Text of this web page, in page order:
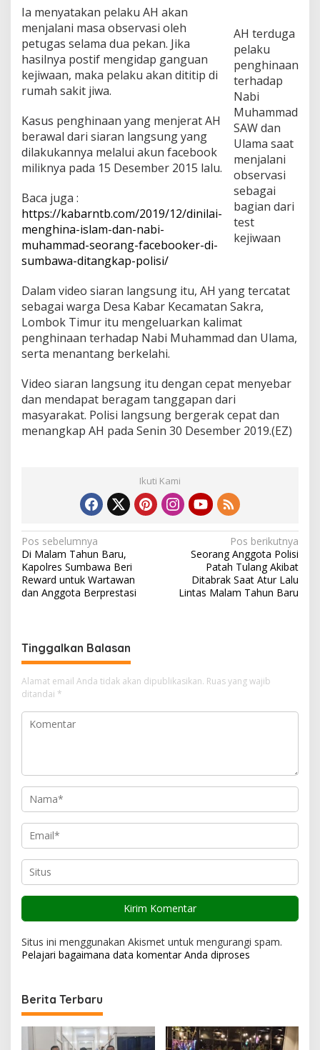
a
P
e
n
g
h
N
a
b
d
U
a
m
a
AH terduga
pelaku
penghinaan
terhadap
Nabi
Muhammad
SAW dan
Ulama saat
menjalani
observasi
sebagai
bagian dari
test
kejiwaan
Ia menyatakan pelaku AH akan
menjalani masa observasi oleh
petugas selama dua pekan. Jika
hasilnya postif mengidap ganguan
kejiwaan, maka pelaku akan dititip di
rumah sakit jiwa.
Kasus penghinaan yang menjerat AH
berawal dari siaran langsung yang
dilakukannya melalui akun facebook
miliknya pada 15 Desember 2015 lalu.
Baca juga :
https://kabarntb.com/2019/12/dinilai-
menghina-islam-dan-nabi-
muhammad-seorang-facebooker-di-
sumbawa-ditangkap-polisi/
Dalam video siaran langsung itu, AH yang tercatat
sebagai warga Desa Kabar Kecamatan Sakra,
Lombok Timur itu mengeluarkan kalimat
penghinaan terhadap Nabi Muhammad dan Ulama,
serta menantang berkelahi.
Video siaran langsung itu dengan cepat menyebar
dan mendapat beragam tanggapan dari
masyarakat. Polisi langsung bergerak cepat dan
menangkap AH pada Senin 30 Desember 2019.(EZ)
Ikuti Kami
N
a
v
i
a
s
i
p
o
Pos sebelumnya
Di Malam Tahun Baru,
Kapolres Sumbawa Beri
Reward untuk Wartawan
dan Anggota Berprestasi
Pos berikutnya
Seorang Anggota Polisi
Patah Tulang Akibat
Ditabrak Saat Atur Lalu
Lintas Malam Tahun Baru
Tinggalkan Balasan
Alamat email Anda tidak akan dipublikasikan. Ruas yang wajib
ditandai *
Situs ini menggunakan Akismet untuk mengurangi spam.
Pelajari bagaimana data komentar Anda diproses
Berita Terbaru